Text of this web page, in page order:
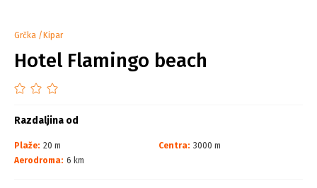
Grčka Kipar
Hotel Flamingo beach
Razdaljina od
Plaže: 20 m Centra: 3000 m
Aerodroma: 6 km